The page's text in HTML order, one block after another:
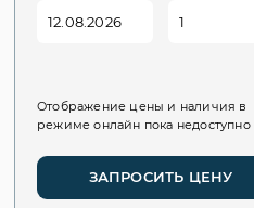
Отображение цены и наличия в
режиме онлайн пока недоступно
ЗАПРОСИТЬ ЦЕНУ